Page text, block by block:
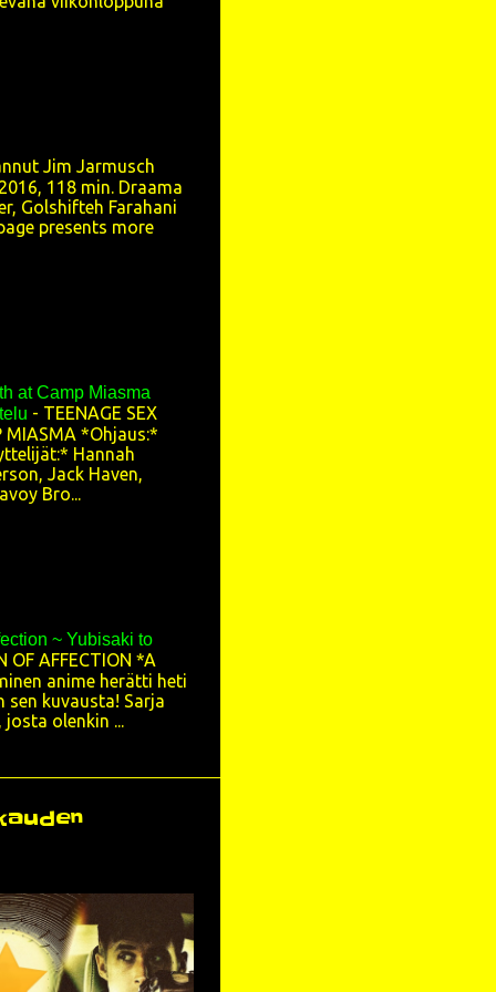
130
18
7
Jim Jarmusch
118 min. Draama
Golshifteh Farahani
presents more
at Camp Miasma
- TEENAGE SEX
MIASMA *Ohjaus:*
Hannah
Jack Haven,
Bro...
~ Yubisaki to
OF AFFECTION *A
anime herätti heti
sen kuvausta! Sarja
olenkin ...